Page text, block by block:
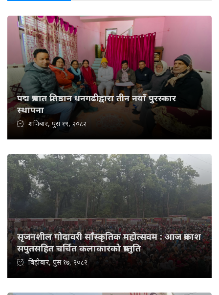
पद्म प्रभात प्रतिष्ठान धनगढीद्वारा तीन नयाँ पुरस्कार
स्थापना
शनिबार, पुस १९, २०८२
सृजनशील गोदावरी साँस्कृतिक महोत्सवम : आज प्रकाश
सपुतसहित चर्चित कलाकारको प्रस्तुति
बिहीबार, पुस १७, २०८२